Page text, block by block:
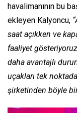
havalimanının bu
ekleyen Kalyoncu,
saat açıkken ve
faaliyet
daha avantajlı
uçakları tek
şirketinden böyle bir